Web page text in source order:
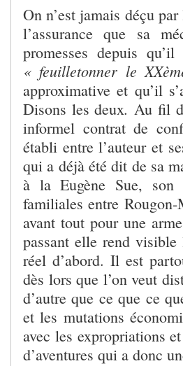
On n’est jamais déçu
l’assurance que sa
promesses depuis
« feuilletonner le
approximative et qu’il
Disons les deux. Au fil
informel contrat de
établi entre l’auteur et
qui a déjà été dit de sa
à la Eugène Sue, son
familiales entre
avant tout pour une
passant elle rend
réel d’abord. Il est
dès lors que l’on veut
d’autre que ce que ce
et les mutations
avec les expropriations
d’aventures qui a donc